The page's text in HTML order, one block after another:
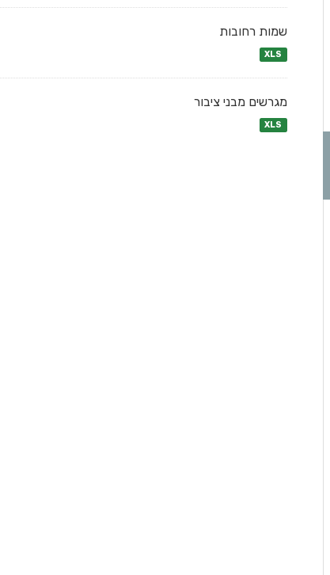
שמות רחובות
XLS
מגרשים מבני ציבור
XLS